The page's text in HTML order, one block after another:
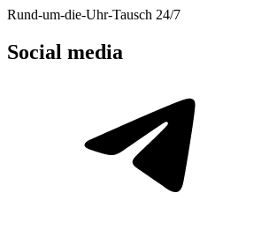
Rund-um-die-Uhr-Tausch 24/7
Social media